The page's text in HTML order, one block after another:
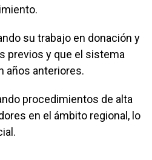
su trabajo en donación y
previos y que el sistema
años anteriores.
procedimientos de alta
en el ámbito regional, lo